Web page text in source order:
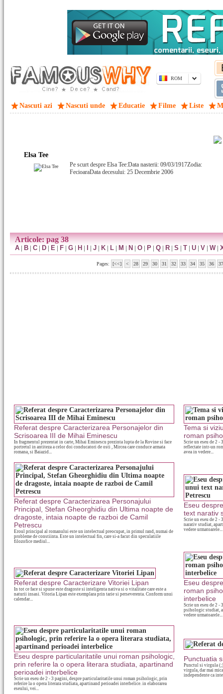
ROM
Nascuti azi Nascuti unde Educatie Filme Liste
Elsa Tee
Pe scurt despre Elsa Tee:Data nasterii: 09/03/1917Zodia:
FecioaraData decesului: 25 Decembrie 2006
Articole: pag 38
A | B | C | D | E | F | G | H | | J | K | L | M | N | O | P | Q | R | S | T | U | V | W|
Pages: [<<] < 28 29 30 31 32 33 34 35 36 37
Referat despre Caracterizarea Personajelor din
Scrisoarea III de Mihai Eminescu
In fragmentul prezentat in carte, Mihai Eminescu prezinta lupta de la Rovine si face
portretul in antiteza a celor doi conducatori de osti , Mircea care conduce armata
romana, si Baiazid...
Tema si
roman
Scrie un eseu de 2 -
reflectate intr-un
avea in vedere...
Referat despre Caracterizarea Personajului
Principal, Stefan Gheorghidiu din Ultima noapte de
dragoste, intaia noapte de razboi de Camil
Petrescu
Eroul principal al romanului este un intelectual preocupat, in primul rand, numai de
probleme de constiinta. Este un intelectual fin, care si-a facut din speculatiile
filozofice mediul...
Eseu
text narativ
Scrie un eseu de 2
narativ studiat,
vedere urmatoarele...
Referat despre Caracterizare Vitoriei Lipan
In tot ce face si spune este dragoste si inteligenta nativa si o vitalitate care este a
naturii insasi. Vitoria Lipan este exemplara prin tarie si perseverenta. Conform unui
calendar...
Eseu
roman
interbelice
Scrie un eseu de 2
psihologic studiat,
vedere urmatoarele...
Eseu despre particularitatile unui roman psihologic,
prin referire la o opera literara studiata, apartinand
perioadei interbelice
Scrie un eseu de 2 - 3 pagini, despre particularitatile unui roman psihologic, prin
referire la o opera literara studiata, apartinand perioadei interbelice. in elaborarea
eseului, vei...
Punctuatia
Punctul si virgula (;)
virgula, dar mai
independente ca